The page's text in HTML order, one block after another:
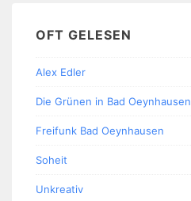
OFT GELESEN
Alex Edler
Die Grünen in Bad Oeynhausen
Freifunk Bad Oeynhausen
Soheit
Unkreativ